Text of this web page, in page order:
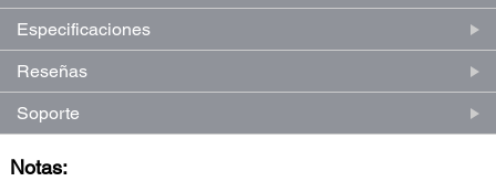
Especificaciones
Reseñas
Soporte
Notas: